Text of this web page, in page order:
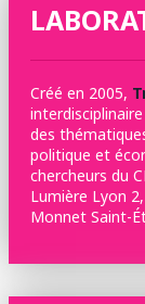
Créé en 2005,
des
politique et
chercheurs du
Lumière Lyon
Monnet Saint-